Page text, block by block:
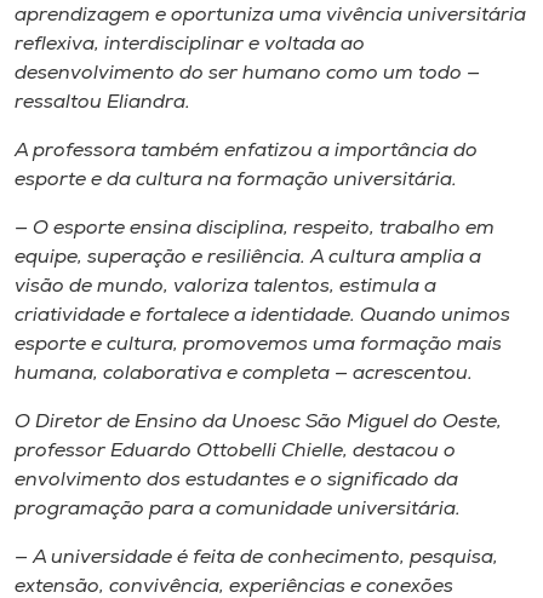
aprendizagem e oportuniza uma vivência universitária
reflexiva, interdisciplinar e voltada ao
desenvolvimento do ser humano como um todo —
ressaltou Eliandra.
A professora também enfatizou a importância do
esporte e da cultura na formação universitária.
— O esporte ensina disciplina, respeito, trabalho em
equipe, superação e resiliência. A cultura amplia a
visão de mundo, valoriza talentos, estimula a
criatividade e fortalece a identidade. Quando unimos
esporte e cultura, promovemos uma formação mais
humana, colaborativa e completa — acrescentou.
O Diretor de Ensino da Unoesc São Miguel do Oeste,
professor Eduardo Ottobelli Chielle, destacou o
envolvimento dos estudantes e o significado da
programação para a comunidade universitária.
— A universidade é feita de conhecimento, pesquisa,
extensão, convivência, experiências e conexões